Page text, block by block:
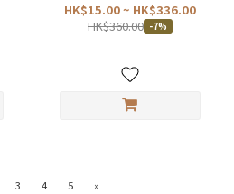
HK$15.00 ~ HK$336.00
HK$360.00 -7%
3 4 5 »